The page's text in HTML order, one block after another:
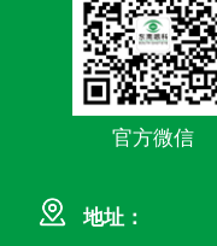
官方微信
地址：